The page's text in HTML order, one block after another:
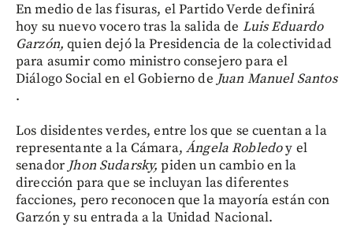
En medio de las fisuras, el Partido Verde definirá
hoy su nuevo vocero tras la salida de Luis Eduardo
Garzón, quien dejó la Presidencia de la colectividad
para asumir como ministro consejero para el
Diálogo Social en el Gobierno de Juan Manuel Santos
.
Los disidentes verdes, entre los que se cuentan a la
representante a la Cámara,Ángela Robledoy el
senador Jhon Sudarsky,piden un cambio en la
dirección para que se incluyan las diferentes
facciones, pero reconocen que la mayoría están con
Garzón y su entrada a la Unidad Nacional.